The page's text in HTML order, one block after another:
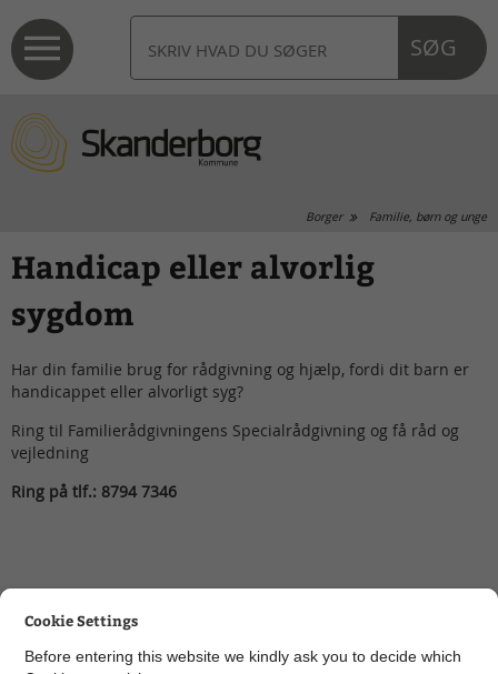
SØG
Borger Familie, børn og unge
Handicap eller alvorlig
sygdom
Har din familie brug for rådgivning og hjælp, fordi dit barn er
handicappet eller alvorligt syg?
Ring til Familierådgivningens Specialrådgivning og få råd og
vejledning
Ring på tlf.: 8794 7346
Kontakt Familierådgivningen
Cookie Settings
Before entering this website we kindly ask you to decide which